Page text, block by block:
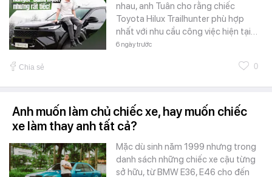
nhau, anh Tuân cho rằng chiếc
Toyota Hilux Trailhunter phù hợp
nhất với nhu cầu công việc hiện tại…
6 ngày trước
Chia sẻ 0
Anh muốn làm chủ chiếc xe, hay muốn chiếc
xe làm thay anh tất cả?
Mặc dù sinh năm 1999 nhưng trong
danh sách những chiếc xe cậu từng
sở hữu, từ BMW E36, E46 cho đến